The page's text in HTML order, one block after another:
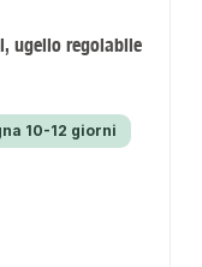
ugello regolabile
10-12 giorni